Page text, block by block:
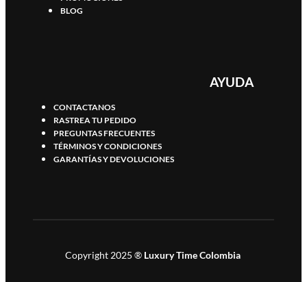
BLOG
AYUDA
CONTACTANOS
RASTREA TU PEDIDO
PREGUNTAS FRECUENTES
TÉRMINOS Y CONDICIONES
GARANTÍAS Y DEVOLUCIONES
Copyright 2025 ® Luxury Time Colombia